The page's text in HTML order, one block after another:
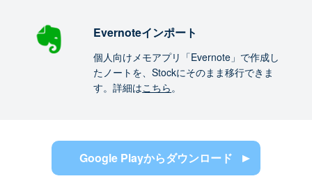
Evernoteインポート
個人向けメモアプリ「Evernote」で作成し
たノートを、Stockにそのまま移行できま
す。詳細はこちら。
Google Playからダウンロード